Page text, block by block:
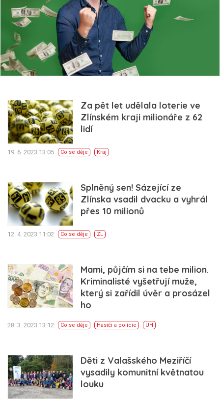
Za pět let udělala loterie ve
Zlínském kraji milionáře z 62
lidí
19. 6. 2023 13:05 Co se děje Kraj
Splněný sen! Sázející ze
Zlínska vsadil dvacku a vyhrál
přes 10 milionů
12. 4. 2023 11:02 Co se děje ZL
Mami, půjčím si na tebe milion.
Kriminalisté vyšetřují muže,
který si zařídil úvěr a prosázel
ho
28. 3. 2023 13:12 Co se děje Hasiči a policie UH
Děti z Valašského Meziříčí
vysadily komunitní květnatou
louku